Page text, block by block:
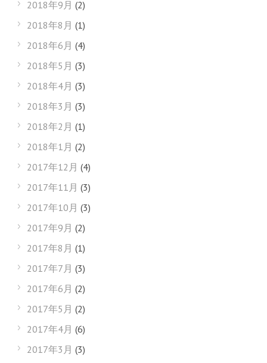
2018年9月 (2)
2018年8月 (1)
2018年6月 (4)
2018年5月 (3)
2018年4月 (3)
2018年3月 (3)
2018年2月 (1)
2018年1月 (2)
2017年12月 (4)
2017年11月 (3)
2017年10月 (3)
2017年9月 (2)
2017年8月 (1)
2017年7月 (3)
2017年6月 (2)
2017年5月 (2)
2017年4月 (6)
2017年3月 (3)